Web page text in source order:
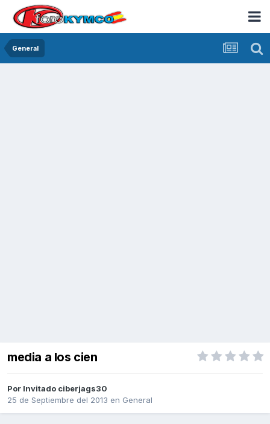
General
media a los cien
Por Invitado ciberjags30
25 de Septiembre del 2013 en General